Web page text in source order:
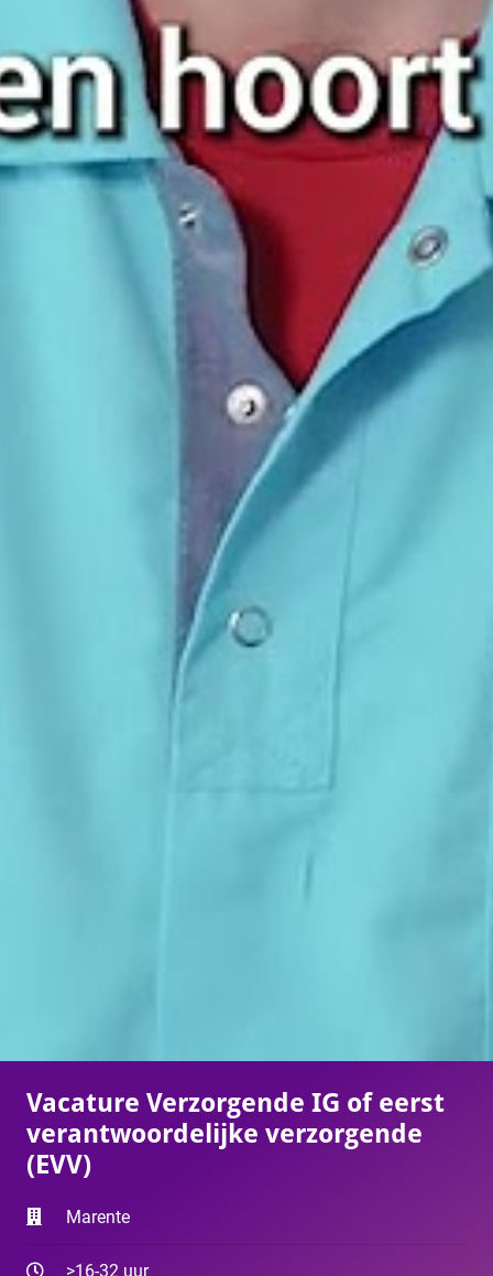
Vacature Verzorgende IG of eerst
verantwoordelijke verzorgende
(EVV)
Marente
>16-32 uur